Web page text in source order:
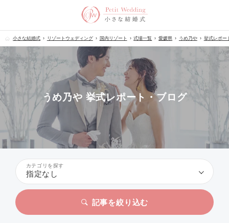
小さな結婚式 リゾートウェディング 国内リゾート 式場一覧 愛媛県 うめ乃や 挙式レポー
うめ乃や 挙式レポート・ブログ
カテゴリを探す
指定なし
記事を絞り込む